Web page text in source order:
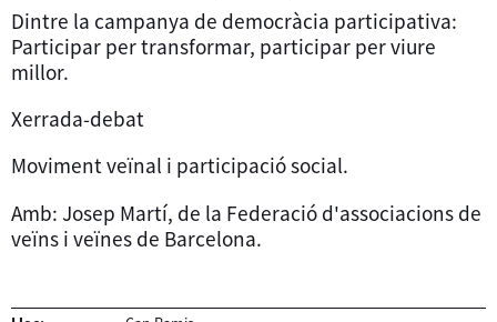
Dintre la campanya de democràcia participativa:
Participar per transformar, participar per viure
millor.
Xerrada-debat
Moviment veïnal i participació social.
Amb: Josep Martí, de la Federació d'associacions de
veïns i veïnes de Barcelona.